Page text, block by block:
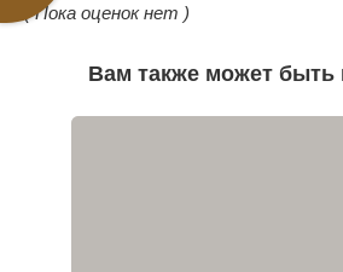
( Пока оценок нет )
Вам также может быть